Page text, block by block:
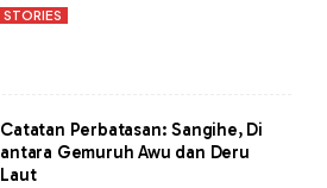
STORIES
Catatan Perbatasan: Sangihe, Di
antara Gemuruh Awu dan Deru
Laut